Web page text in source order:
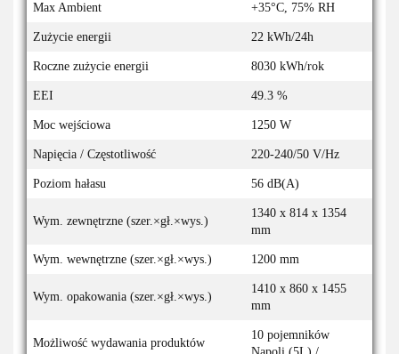
Max Ambient +35°C, 75% RH
Zużycie energii 22 kWh/24h
Roczne zużycie energii 8030 kWh/rok
EEI 49.3 %
Moc wejściowa 1250 W
Napięcia / Częstotliwość 220-240/50 V/Hz
Poziom hałasu 56 dB(A)
Wym. zewnętrzne (szer.×gł.×wys.)
1340 x 814 x 1354
mm
Wym. wewnętrzne (szer.×gł.×wys.) 1200 mm
Wym. opakowania (szer.×gł.×wys.)
1410 x 860 x 1455
mm
Możliwość wydawania produktów
10 pojemników